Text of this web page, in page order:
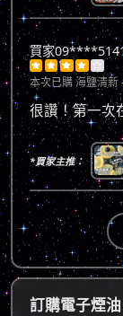
買家
    
本次已購海鹽清新
很讚！第一次
*買家主推：
訂購電子煙